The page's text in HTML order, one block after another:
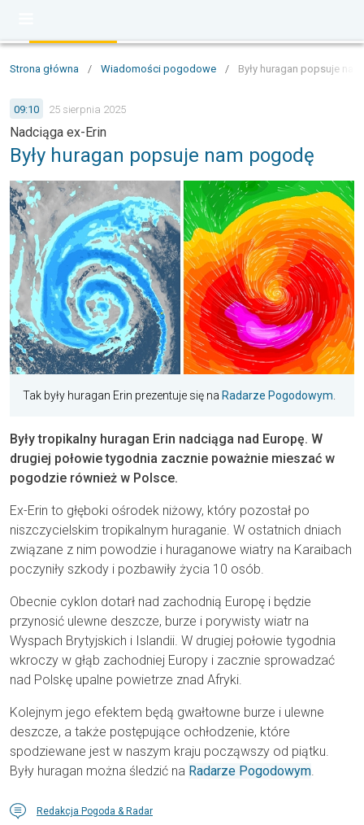
Strona główna / Wiadomości pogodowe / Były huragan popsuje
09:10 25 sierpnia 2025
Nadciąga ex-Erin
Były huragan popsuje nam pogodę
Tak były huragan Erin prezentuje się na Radarze Pogodowym
Były tropikalny huragan Erin nadciąga nad Europę. W
drugiej połowie tygodnia zacznie poważnie mieszać w
pogodzie również w Polsce.
Ex-Erin to głęboki ośrodek niżowy, który pozostał po
niszczycielskim tropikalnym huraganie. W ostatnich dniach
związane z nim powodzie i huraganowe wiatry na Karaibach
poczyniły szkody i pozbawiły życia 10 osób.
Obecnie cyklon dotarł nad zachodnią Europę i będzie
przynosić ulewne deszcze, burze i porywisty wiatr na
Wyspach Brytyjskich i Islandii. W drugiej połowie tygodnia
wkroczy w głąb zachodniej Europy i zacznie sprowadzać
nad Polskę upalne powietrze znad Afryki.
Kolejnym jego efektem będą gwałtowne burze i ulewne
deszcze, a także postępujące ochłodzenie, które
spodziewane jest w naszym kraju począwszy od piątku.
Były huragan można śledzić na Radarze Pogodowym.
Redakcja Pogoda & Radar